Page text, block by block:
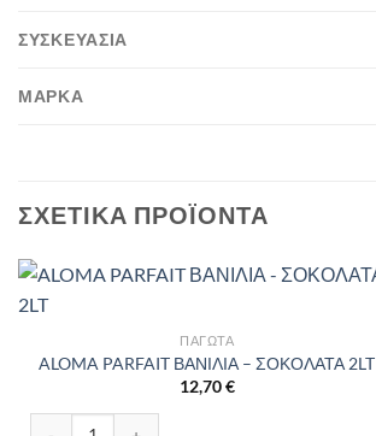
ΣΥΣΚΕΥΑΣΊΑ
ΜΆΡΚΑ
ΣΧΕΤΙΚΆ ΠΡΟΪΌΝΤΑ
ΠΑΓΩΤΆ
ALOMA PARFAIT ΒΑΝΙΛΙΑ – ΣΟΚΟΛΑΤΑ 2LT
12,70€